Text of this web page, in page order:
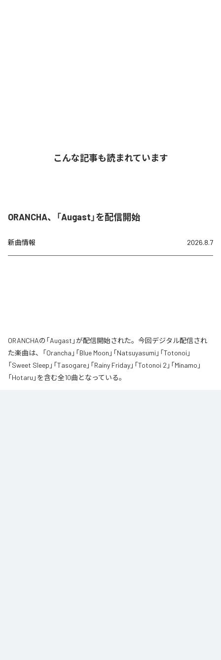
こんな記事も読まれています
ORANCHA、「Augast」を配信開始
新曲情報 2026.8.7
ORANCHAの「Augast」が配信開始された。今回デジタル配信され
た楽曲は、「Orancha」「Blue Moon」「Natsuyasumi」「Totonoi」
「Sweet Sleep」「Tasogare」「Rainy Friday」「Totonoi 2」「Minamo」
「Hotaru」を含む全10曲となっている。